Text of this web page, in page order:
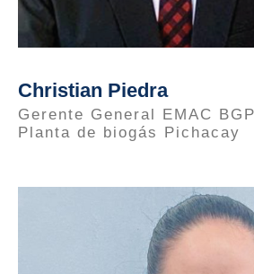
Christian Piedra
Gerente General EMAC
Planta de biogás Pichacay